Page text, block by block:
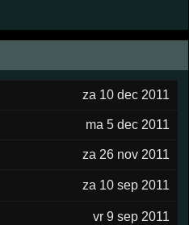
za 10 dec 2011
ma 5 dec 2011
za 26 nov 2011
za 10 sep 2011
vr 9 sep 2011